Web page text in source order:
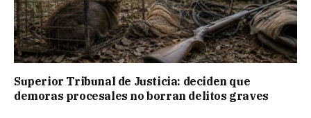
Superior Tribunal de Justicia: deciden que
demoras procesales no borran delitos graves